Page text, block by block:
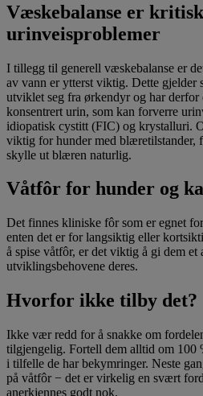
Væskebalanse er
urinveisproblemer
I tillegg til generell væskebalanse er
av vann er ytterst viktig. Dette gjelder
utviklet seg fra ørkendyr og har derfor
konsentrert urin, som kan forverre
idiopatisk cystitt (FIC) og krystalluri.
viktig for hunder med blæretilstander,
skylle ut blæren naturlig.
Våtfôr for hunder og
Det finnes kliniske fôr som er egnet
enten det er for langsiktig eller
å spise våtfôr, er det viktig å gi dem et
utviklingsbehovene deres.
Hvorfor ikke tilby det?
Ikke vær redd for å snakke om
tilgjengelig. Fortell dem alltid om
i tilfelle de har bekymringer. Neste
på våtfôr − det er virkelig en svært
anerkjennes godt nok.